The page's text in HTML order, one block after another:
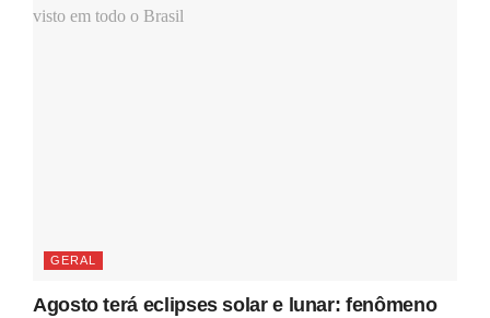
GERAL
Agosto terá eclipses solar e lunar: fenômeno